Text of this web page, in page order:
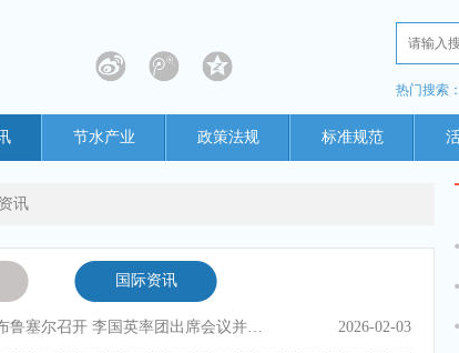
热门搜索：
节水产业 政策法规 标准规范
讯
国际资讯
中国—欧盟水政策对话机制第三次会议在布鲁塞尔召开 李国英率团出席会议并作主旨讲话 2026-02-03